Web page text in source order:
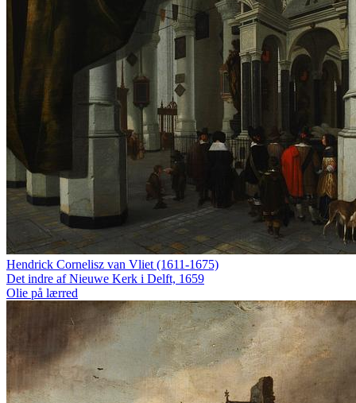
Hendrick Cornelisz van Vliet (1611-1675)
Det indre af Nieuwe Kerk i Delft, 1659
Olie på lærred